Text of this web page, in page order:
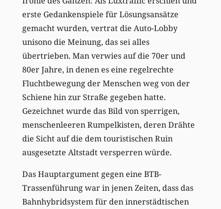
erste Gedankenspiele für Lösungsansätze
gemacht wurden, vertrat die Auto-Lobby
unisono die Meinung, das sei alles
übertrieben. Man verwies auf die 70er und
80er Jahre, in denen es eine regelrechte
Fluchtbewegung der Menschen weg von der
Schiene hin zur Straße gegeben hatte.
Gezeichnet wurde das Bild von sperrigen,
menschenleeren Rumpelkisten, deren Drähte
die Sicht auf die dem touristischen Ruin
ausgesetzte Altstadt versperren würde.
Das Hauptargument gegen eine BTB-
Trassenführung war in jenen Zeiten, dass das
Bahnhybridsystem für den innerstädtischen